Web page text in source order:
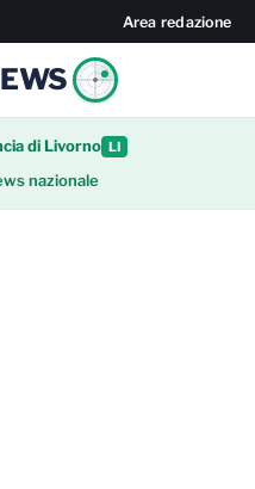
Area redazione
di Livorno LI
nazionale